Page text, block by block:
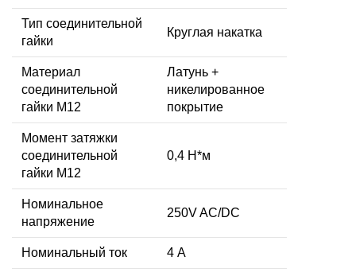
Тип соединительной
гайки
Круглая накатка
Материал
соединительной
гайки M12
Латунь +
никелированное
покрытие
Момент затяжки
соединительной
гайки M12
0,4 Н*м
Номинальное
напряжение
250V AC/DC
Номинальный ток 4 А